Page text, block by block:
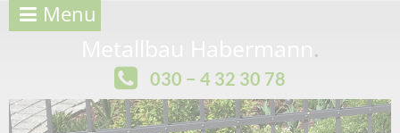
Menu
.
030 − 4 32 30 78